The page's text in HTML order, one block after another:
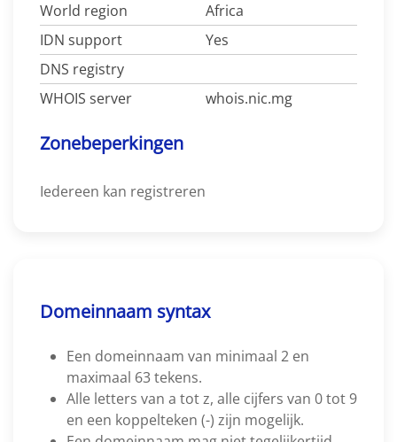
World region
Africa
IDN support
Yes
DNS registry
WHOIS server
whois.nic.mg
Zonebeperkingen
Iedereen kan registreren
Domeinnaam syntax
Een domeinnaam van minimaal 2 en
maximaal 63 tekens.
Alle letters van a tot z, alle cijfers van 0 tot 9
en een koppelteken (-) zijn mogelijk.